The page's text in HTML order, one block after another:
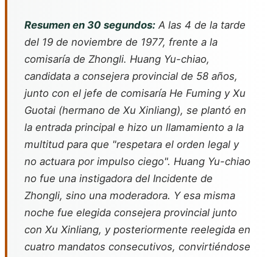
Resumen en 30 segundos: A las 4 de la tarde
del 19 de noviembre de 1977, frente a la
comisaría de Zhongli. Huang Yu-chiao,
candidata a consejera provincial de 58 años,
junto con el jefe de comisaría He Fuming y Xu
Guotai (hermano de Xu Xinliang), se plantó en
la entrada principal e hizo un llamamiento a la
multitud para que "respetara el orden legal y
no actuara por impulso ciego". Huang Yu-chiao
no fue una instigadora del Incidente de
Zhongli, sino una moderadora. Y esa misma
noche fue elegida consejera provincial junto
con Xu Xinliang, y posteriormente reelegida en
cuatro mandatos consecutivos, convirtiéndose